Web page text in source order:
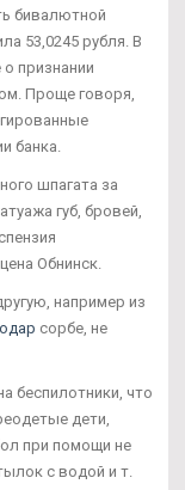
бивалютной
53,0245 рубля. В
признании
Проще говоря,
банка.
шпагата за
губ, бровей,
Обнинск.
например из
сорбе, не
беспилотники, что
дети,
при помощи не
с водой и т.